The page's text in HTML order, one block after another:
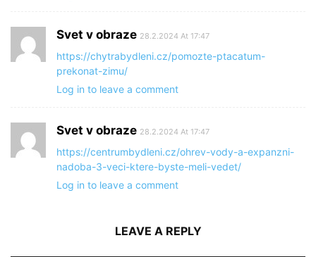
Svet v obraze 28.2.2024 At 17:47
https://chytrabydleni.cz/pomozte-ptacatum-
prekonat-zimu/
Log in to leave a comment
Svet v obraze 28.2.2024 At 17:47
https://centrumbydleni.cz/ohrev-vody-a-expanzni-
nadoba-3-veci-ktere-byste-meli-vedet/
Log in to leave a comment
LEAVE A REPLY